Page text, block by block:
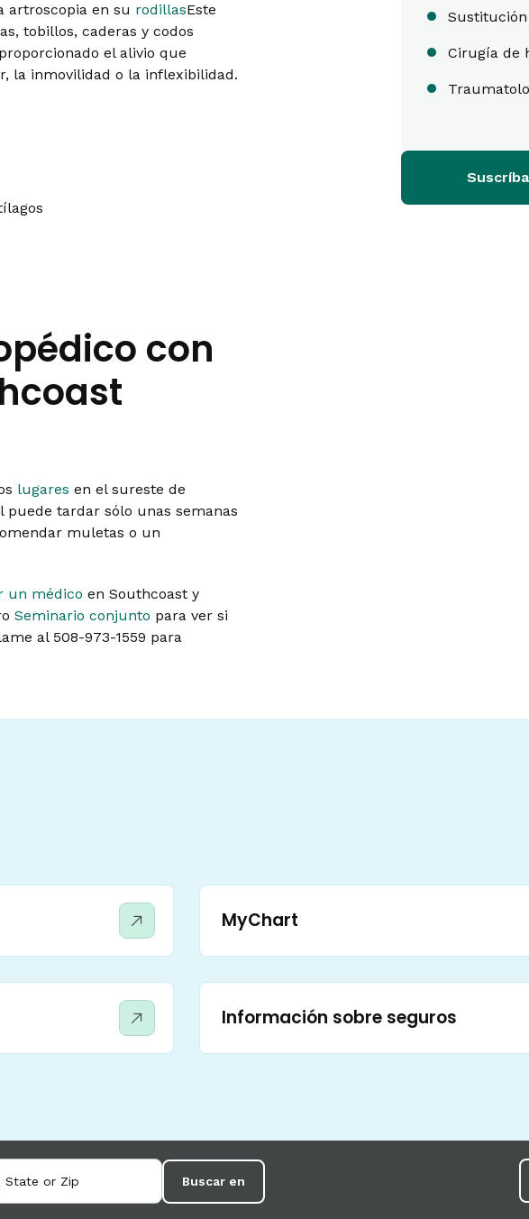
artroscopia en su rodillasEste
tobillos, caderas y codos
el alivio que
la inmovilidad o la inflexibilidad.
con
lugares en el sureste de
puede tardar sólo unas semanas
muletas o un
un médico en Southcoast y
Seminario conjunto para ver si
al 508-973-1559 para
Cirugía de
MyChart
Información sobre seguros
Buscar en